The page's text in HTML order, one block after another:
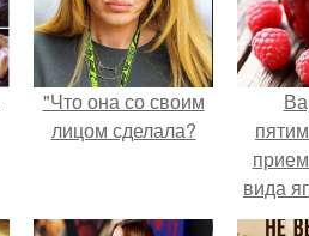
"Что она со своим
лицом сделала?
вида